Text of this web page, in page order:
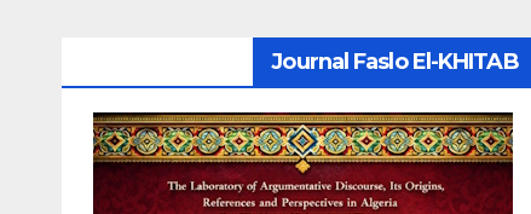
Journal Faslo El-KHITAB